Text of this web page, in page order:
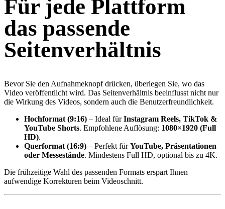
Für jede Plattform
das passende
Seitenverhältnis
Bevor Sie den Aufnahmeknopf drücken, überlegen Sie, wo das
Video veröffentlicht wird. Das Seitenverhältnis beeinflusst nicht nur
die Wirkung des Videos, sondern auch die Benutzerfreundlichkeit.
Hochformat (9:16) – Ideal fürInstagram Reels, TikTok &
YouTube Shorts. Empfohlene Auflösung: 1080×1920 (Full
HD).
Querformat (16:9) – Perfekt fürYouTube, Präsentationen
oder Messestände. Mindestens Full HD, optional bis zu 4K.
Die frühzeitige Wahl des passenden Formats erspart Ihnen
aufwendige Korrekturen beim Videoschnitt.